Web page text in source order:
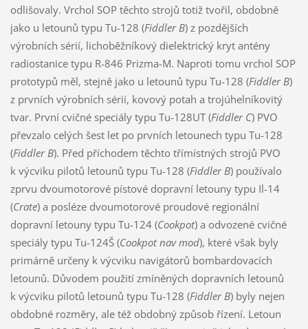
odlišovaly. Vrchol SOP těchto strojů totiž tvořil, obdobně
jako u letounů typu Tu-128 (Fiddler B) z pozdějších
výrobních sérií, lichoběžníkový dielektrický kryt antény
radiostanice typu R-846 Prizma-M. Naproti tomu vrchol SOP
prototypů měl, stejně jako u letounů typu Tu-128 (Fiddler B)
z prvních výrobních sérií, kovový potah a trojúhelníkovitý
tvar. První cvičné speciály typu Tu-128UT (Fiddler C) PVO
převzalo celých šest let po prvních letounech typu Tu-128
(Fiddler B). Před příchodem těchto třímístných strojů PVO
k výcviku pilotů letounů typu Tu-128 (Fiddler B) používalo
zprvu dvoumotorové pístové dopravní letouny typu Il-14
(Crate) a posléze dvoumotorové proudové regionální
dopravní letouny typu Tu-124 (Cookpot) a odvozené cvičné
speciály typu Tu-124Š (Cookpot nav mod), které však byly
primárně určeny k výcviku navigátorů bombardovacích
letounů. Důvodem použití zmíněných dopravních letounů
k výcviku pilotů letounů typu Tu-128 (Fiddler B) byly nejen
obdobné rozměry, ale též obdobný způsob řízení. Letoun